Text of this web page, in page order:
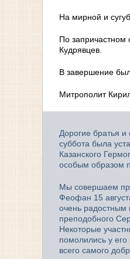
На мирной и
По запричастном
Кудрявцев.
В завершение
Митрополит
Дорогие братья
суббота была
Казанского
особым образом
Мы совершаем
Феофан 15
очень радостным
преподобного
Некоторые
помолились у
всего самого